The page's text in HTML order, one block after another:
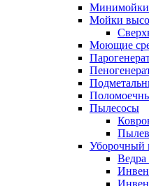
Минимойки
Мойки
Моющие
Пылесосы
Уборочный